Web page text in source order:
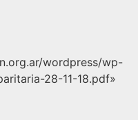
wordpress/wp-
28-11-18.pdf»